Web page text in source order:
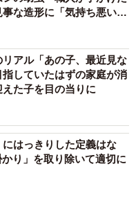
な造形に「気持ち悪いく
リアル「あの子、最近見な
していたはずの家庭が消
た子を目の当りに
はっきりした定義はな
り」を取り除いて適切に